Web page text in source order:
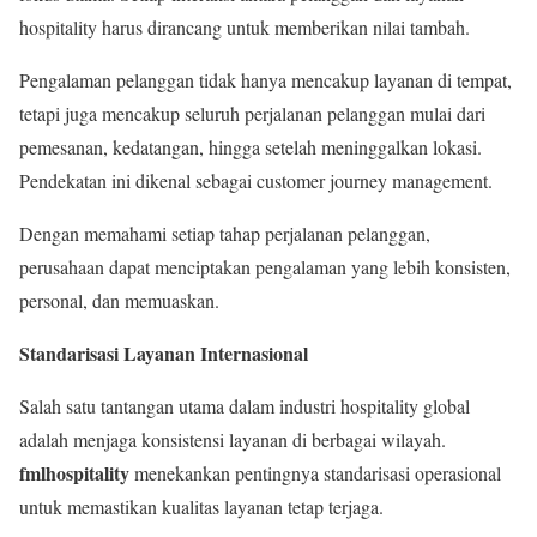
hospitality harus dirancang untuk memberikan nilai tambah.
Pengalaman pelanggan tidak hanya mencakup layanan di tempat,
tetapi juga mencakup seluruh perjalanan pelanggan mulai dari
pemesanan, kedatangan, hingga setelah meninggalkan lokasi.
Pendekatan ini dikenal sebagai customer journey management.
Dengan memahami setiap tahap perjalanan pelanggan,
perusahaan dapat menciptakan pengalaman yang lebih konsisten,
personal, dan memuaskan.
Standarisasi Layanan Internasional
Salah satu tantangan utama dalam industri hospitality global
adalah menjaga konsistensi layanan di berbagai wilayah.
fmlhospitalitymenekankan pentingnya standarisasi operasional
untuk memastikan kualitas layanan tetap terjaga.